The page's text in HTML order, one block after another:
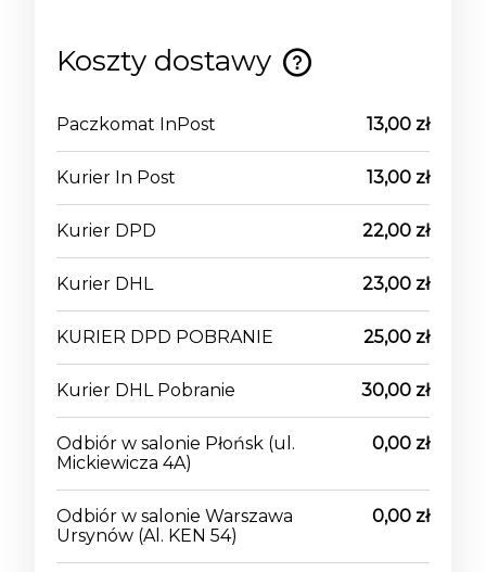
Koszty dostawy
Cena nie zawiera ewentualnych kosztów
Paczkomat InPost 13,00 zł
Kurier In Post 13,00 zł
Kurier DPD 22,00 zł
Kurier DHL 23,00 zł
KURIER DPD POBRANIE 25,00 zł
Kurier DHL Pobranie 30,00 zł
Odbiór w salonie Płońsk (ul.
Mickiewicza 4A)
0,00 zł
Odbiór w salonie Warszawa
Ursynów (Al. KEN 54)
0,00 zł